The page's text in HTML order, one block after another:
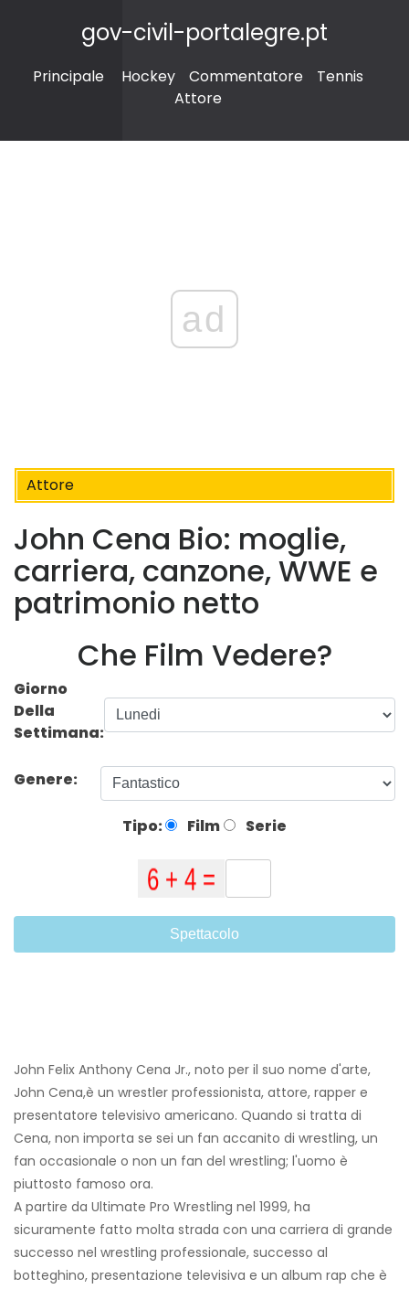
gov-civil-portalegre.pt
Principale Hockey Commentatore
Tennis
Attore
ad
Attore
John Cena Bio: moglie,
carriera, canzone, WWE e
patrimonio netto
Che Film Vedere?
Giorno
Della
Settimana:
Genere:
Tipo: Film Serie
Spettacolo
John Felix Anthony Cena Jr., noto per il suo nome d'arte,
John Cena,è un wrestler professionista, attore, rapper e
presentatore televisivo americano. Quando si tratta di
Cena, non importa se sei un fan accanito di wrestling, un
fan occasionale o non un fan del wrestling; l'uomo è
piuttosto famoso ora.
A partire da Ultimate Pro Wrestling nel 1999, ha
sicuramente fatto molta strada con una carriera di grande
successo nel wrestling professionale, successo al
botteghino, presentazione televisiva e un album rap che è